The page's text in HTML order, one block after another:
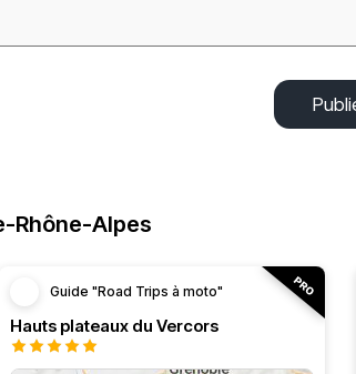
Rhône-Alpes
Guide "Road Trips à moto"
Hauts plateaux du Vercors